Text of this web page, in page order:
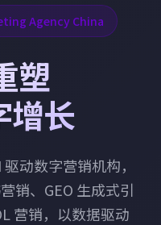
Agency China
塑
增长
动数字营销机构，
销、GEO 生成式引
营销，以数据驱动